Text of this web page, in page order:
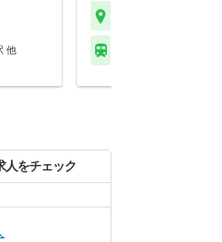
他
人をチェック